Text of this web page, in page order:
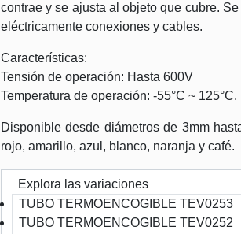
contrae y se ajusta al objeto que cubre.
eléctricamente conexiones y cables.
Características:
Tensión de operación: Hasta 600V
Temperatura de operación: -55°C ~ 125°C.
Disponible desde diámetros de 3mm
rojo, amarillo, azul, blanco, naranja y café.
Explora las variaciones
TUBO TERMOENCOGIBLE TEV0253
TUBO TERMOENCOGIBLE TEV0252